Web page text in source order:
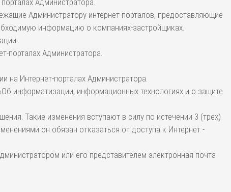
Администратора.
Администратору интернет-порталов, предоставляющие
информацию о компаниях-застройщиках.
порталах Администратора.
Интернет-порталах Администратора.
информатизации, информационных технологиях и о защите
Такие изменения вступают в силу по истечении 3 (трех)
он обязан отказаться от доступа к Интернет -
или его представителем электронная почта